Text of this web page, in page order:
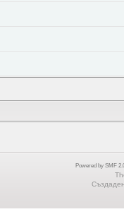
Powered by SMF